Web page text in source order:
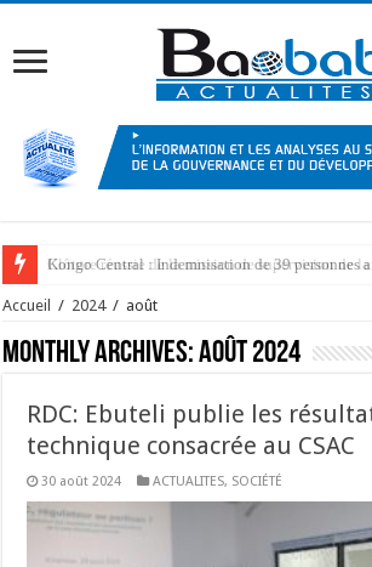
Kongo Central : Indemnisation de 39 personnes
Accueil / 2024 / août
Monthly Archives:août 2024
RDC: Ebuteli publie les
technique consacrée au CSAC
30 août 2024 ACTUALITES, SOCIÉTÉ